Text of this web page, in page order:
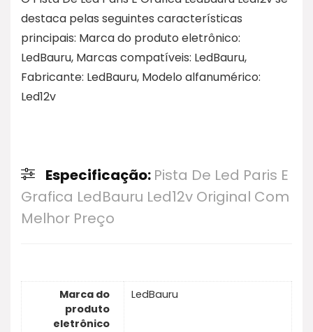
destaca pelas seguintes características
principais: Marca do produto eletrônico:
LedBauru, Marcas compatíveis: LedBauru,
Fabricante: LedBauru, Modelo alfanumérico:
Led12v
Especificação: Pista De Led Paris E
Grafica LedBauru Led12v Original Com
Melhor Preço
Marca do
produto
eletrônico
LedBauru